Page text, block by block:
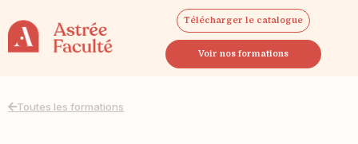
Télécharger le catalogue
Voir nos formations
Toutes les formations